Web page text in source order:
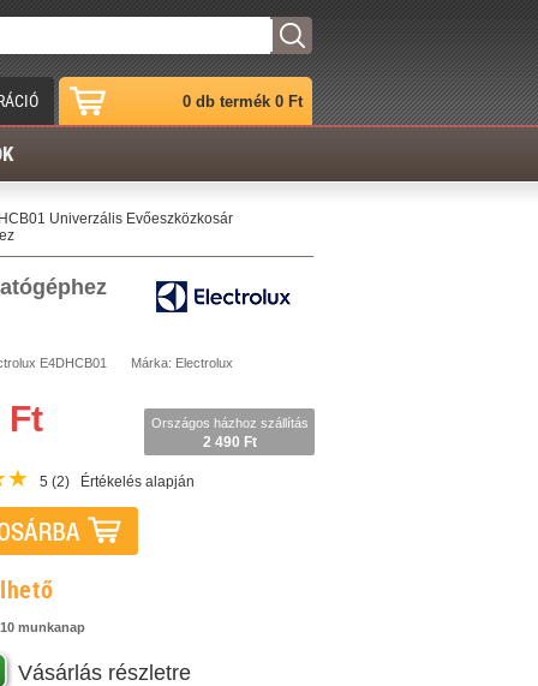
0 db termék 0 Ft
Univerzális Evőeszközkosár
E4DHCB01 Márka: Electrolux
Ft Országos házhoz szállítás
2 490 Ft
★ 5 (2)Értékelés alapján
munkanap
Vásárlás részletre